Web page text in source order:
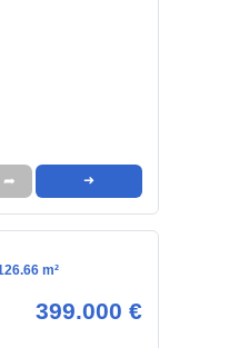
➦ ➜
m²
399.000 €